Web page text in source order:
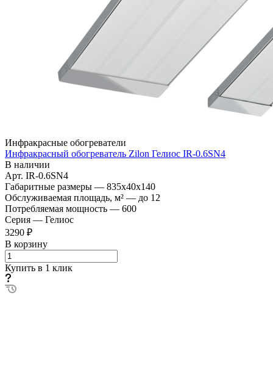
Инфракрасные обогреватели
Инфракрасный обогреватель Zilon Гелиос IR-0.6SN4
В наличии
Арт. IR-0.6SN4
Габаритные размеры — 835x40x140
Обслуживаемая площадь, м² — до 12
Потребляемая мощность — 600
Серия — Гелиос
3290 ₽
В корзину
Купить в 1 клик